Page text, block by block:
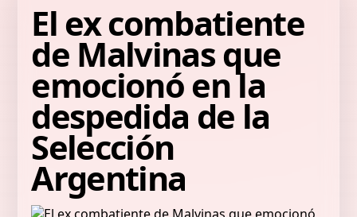
El ex combatiente
de Malvinas que
emocionó en la
despedida de la
Selección
Argentina